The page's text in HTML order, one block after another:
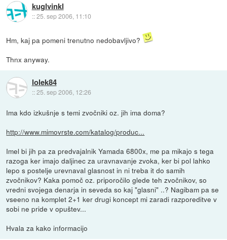
kuglvinkl
::25. sep 2006, 11:10
Hm, kaj pa pomeni trenutno nedobavljivo?
Thnx anyway.
lolek84
::25. sep 2006, 12:26
Ima kdo izkušnje s temi zvočniki oz. jih ima doma?
http://www.mimovrste.com/katalog/produc...
Imel bi jih pa za predvajalnik Yamada 6800x, me pa mikajo s tega
razoga ker imajo daljinec za uravnavanje zvoka, ker bi pol lahko
lepo s postelje urevnaval glasnost in ni treba it do samih
zvočnikov? Kaka pomoč oz. priporočilo glede teh zvočnikov, so
vredni svojega denarja in seveda so kaj "glasni" ..? Nagibam pa se
vseeno na komplet 2+1 ker drugi koncept mi zaradi razporeditve v
sobi ne pride v opuštev...
Hvala za kako informacijo